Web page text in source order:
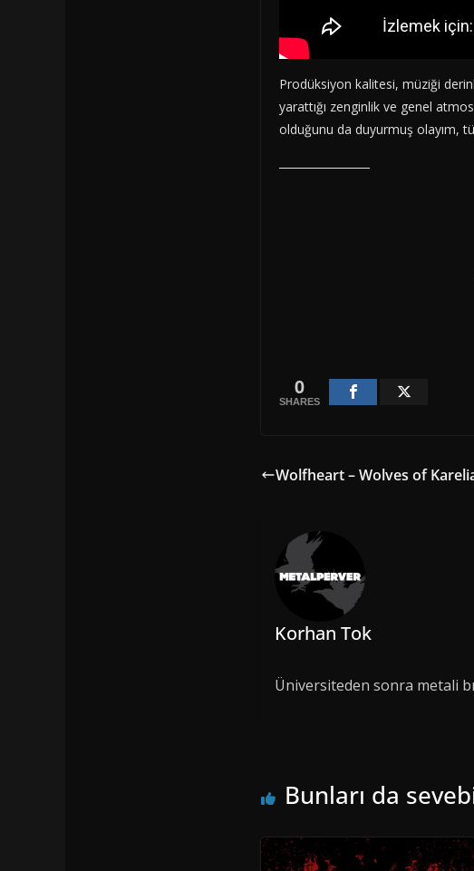
Prodüksiyon kalitesi, müziği
yarattığı zenginlik ve genel
olduğunu da duyurmuş olayım,
0
SHARES
Wolfheart – Wolves of
Korhan Tok
Üniversiteden sonra metali
Bunları da